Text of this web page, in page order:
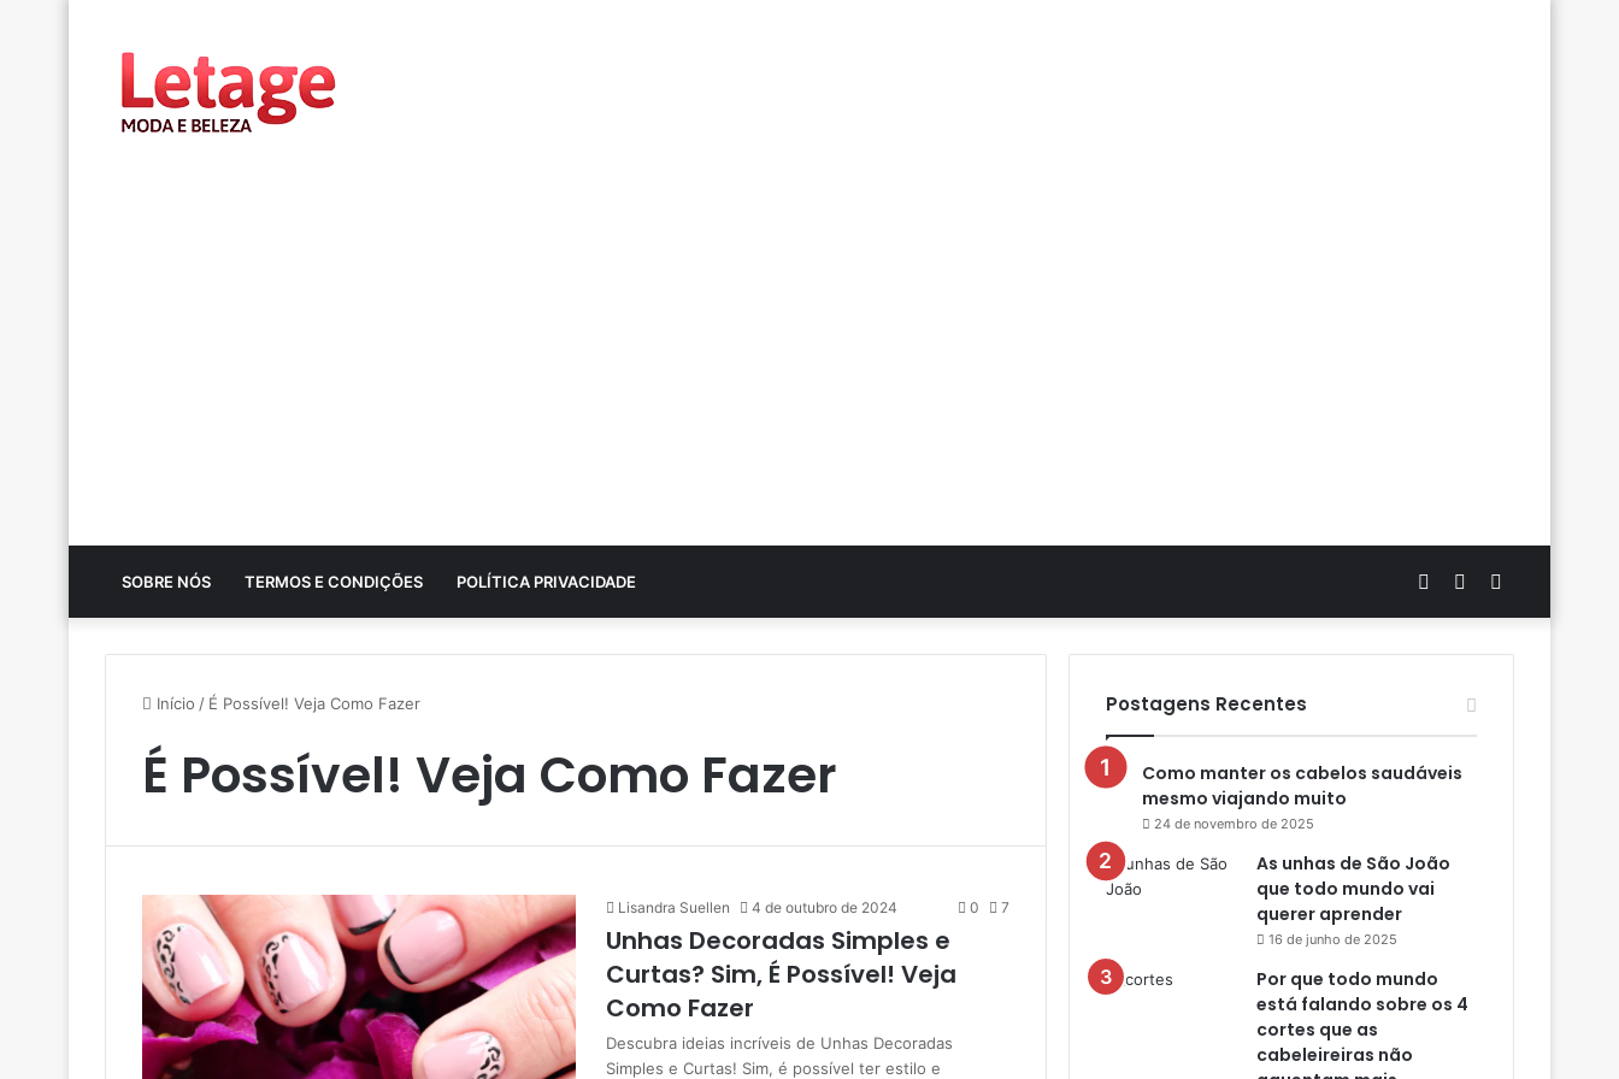
SOBRE NÓS TERMOS E CONDIÇÕES POLÍTICA PRIVACIDADE
por
Switch
skin
Artigo
aleatório
Início / É Possível! Veja Como Fazer
É Possível! Veja Como Fazer
Lisandra Suellen 4 de outubro de 2024 0 7
Unhas Decoradas Simples e
Curtas? Sim, É Possível! Veja
Como Fazer
Descubra ideias incríveis de Unhas Decoradas
Simples e Curtas! Sim, é possível ter estilo e
Postagens Recentes
Como manter os cabelos saudáveis
mesmo viajando muito
24 de novembro de 2025
As unhas de São João
que todo mundo vai
querer aprender
16 de junho de 2025
Por que todo mundo
está falando sobre os 4
cortes que as
cabeleireiras não